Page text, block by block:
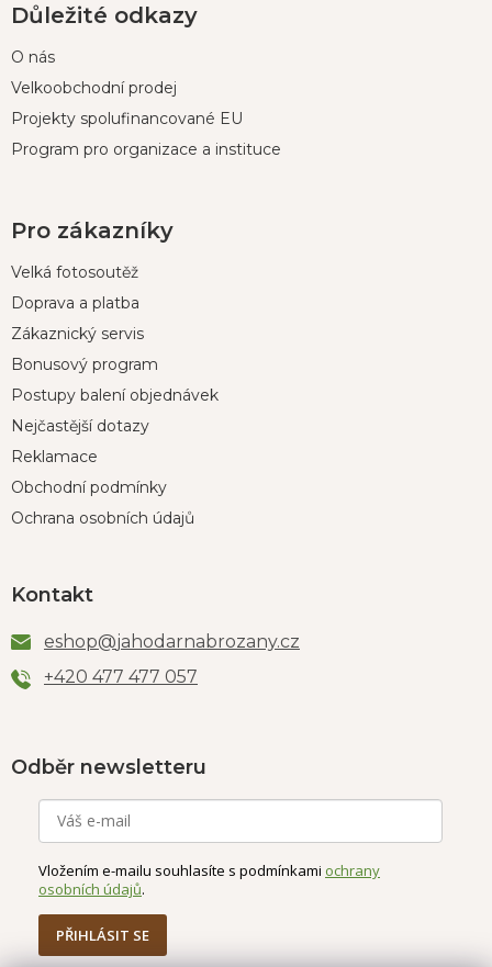
Důležité odkazy
O nás
Velkoobchodní prodej
Projekty spolufinancované EU
Program pro organizace a instituce
Pro zákazníky
Velká fotosoutěž
Doprava a platba
Zákaznický servis
Bonusový program
Postupy balení objednávek
Nejčastější dotazy
Reklamace
Obchodní podmínky
Ochrana osobních údajů
Kontakt
eshop@jahodarnabrozany.cz
+420 477 477 057
Odběr newsletteru
Vložením e-mailu souhlasíte s podmínkami ochrany
osobních údajů.
PŘIHLÁSIT SE